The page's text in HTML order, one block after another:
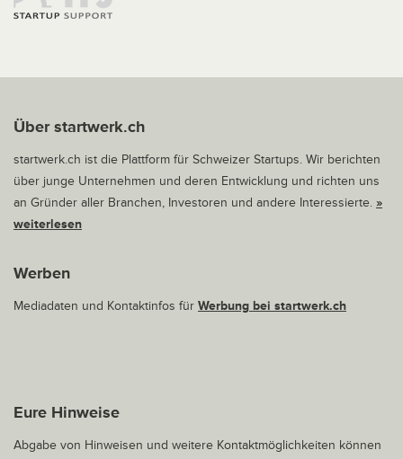
Über startwerk.ch
startwerk.ch ist die Plattform für Schweizer Startups. Wir berichten
über junge Unternehmen und deren Entwicklung und richten uns
an Gründer aller Branchen, Investoren und andere Interessierte. »
weiterlesen
Werben
Mediadaten und Kontaktinfos für Werbung bei startwerk.ch
Eure Hinweise
Abgabe von Hinweisen und weitere Kontaktmöglichkeiten können